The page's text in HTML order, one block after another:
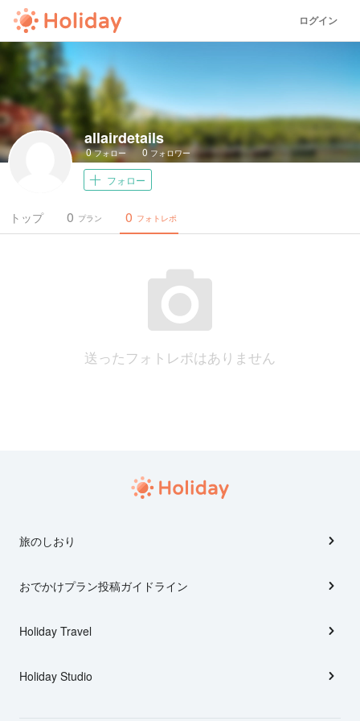
ログイン
allairdetails
0フォロー 0 フォロワー
フォロー
トップ プラン
0 フォトレポ
0
送ったフォトレポはありません
旅のしおり
おでかけプラン投稿ガイドライン
Holiday Travel
Holiday Studio